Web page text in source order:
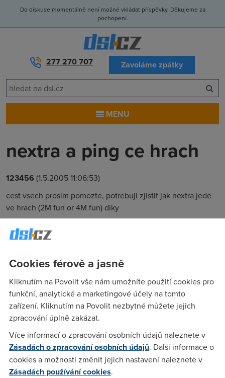
Do diskuse momentálně není možné vkládat příspěvky. Děkujeme za
pochopení.
277 270 707 Zavoláme zpátky
MENU
nextra a ping ce hrach
123456 (1.5.2005 11:06:53)
cest vsech prosim pomozte, potrebuji zjistit jak nextra jede
ve hrach (2M fun or 4M fun) diky
urcite ti to pojede v pohode :)
Dawgh(1.5.2005 14:31:01)
Samozrejme zalezi na konretni hre a konrkretnim serveru.
Nikdy na tom nebudes jako kabelari, ale napr. v quake3 sou
pingy v rozmezi 17-27. A je uz celkem jedno jestli mas
512/1024/2056... Packetlost je vybornej. Proste bud klidu :)
Cookies férově a jasně
Kliknutím na Povolit vše nám umožníte použití cookies pro
funkční, analytické a marketingové účely na tomto
zařízení. Kliknutím na Povolit nezbytné můžete jejich
zpracování úplně zakázat.
Více informací o zpracování osobních údajů naleznete v
Zásadách o zpracování osobních údajů. Další informace o
cookies a možnosti změnit jejich nastavení naleznete v
Zásadách používání cookies.